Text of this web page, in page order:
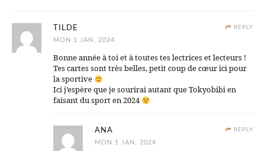
REPLY
TILDE
MON 1 JAN, 2024
Bonne année à toi et à toutes tes lectrices et lecteurs !
Tes cartes sont très belles, petit coup de cœur ici pour
la sportive
Ici j’espère que je sourirai autant que Tokyobibi en
faisant du sport en 2024
REPLY
ANA
MON 1 JAN, 2024